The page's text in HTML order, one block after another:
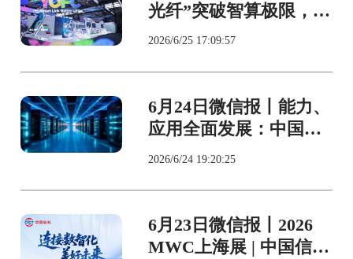
光纤”突破智算极限，长
飞向“全球AI光连接基
2026/6/25 17:09:57
6月24日微信报丨能力、
应用全面发展：中国算
力产业量质齐升
2026/6/24 19:20:25
6月23日微信报丨2026
MWC上海展 | 中国信科